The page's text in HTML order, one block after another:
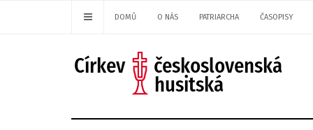
DOMŮ O NÁS PATRIARCHA ČASOPISY